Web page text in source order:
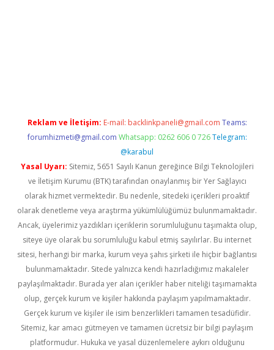
Reklam ve İletişim: E-mail: backlinkpaneli@gmail.com Teams:
forumhizmeti@gmail.com Whatsapp: 0262 606 0 726 Telegram:
@karabul
Yasal Uyarı: Sitemiz, 5651 Sayılı Kanun gereğince Bilgi Teknolojileri
ve İletişim Kurumu (BTK) tarafından onaylanmış bir Yer Sağlayıcı
olarak hizmet vermektedir. Bu nedenle, sitedeki içerikleri proaktif
olarak denetleme veya araştırma yükümlülüğümüz bulunmamaktadır.
Ancak, üyelerimiz yazdıkları içeriklerin sorumluluğunu taşımakta olup,
siteye üye olarak bu sorumluluğu kabul etmiş sayılırlar. Bu internet
sitesi, herhangi bir marka, kurum veya şahıs şirketi ile hiçbir bağlantısı
bulunmamaktadır. Sitede yalnızca kendi hazırladığımız makaleler
paylaşılmaktadır. Burada yer alan içerikler haber niteliği taşımamakta
olup, gerçek kurum ve kişiler hakkında paylaşım yapılmamaktadır.
Gerçek kurum ve kişiler ile isim benzerlikleri tamamen tesadüfidir.
Sitemiz, kar amacı gütmeyen ve tamamen ücretsiz bir bilgi paylaşım
platformudur. Hukuka ve yasal düzenlemelere aykırı olduğunu